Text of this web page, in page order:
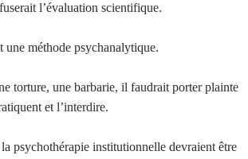
l’évaluation scientifique.
méthode psychanalytique.
torture, une barbarie, il faudrait porter plainte
et l’interdire.
psychothérapie institutionnelle devraient être